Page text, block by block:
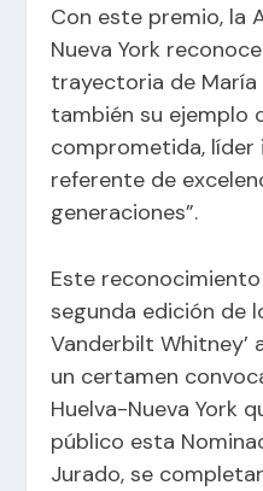
Con este premio, la
Nueva York
trayectoria de María
también su ejemplo
comprometida, líder
referente de
generaciones”.
Este
segunda edición de
Vanderbilt Whitney’
un certamen
Huelva-Nueva York
público esta
Jurado, se